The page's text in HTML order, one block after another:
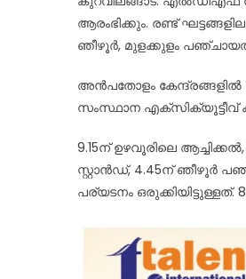
ആരംഭിക്കും. രണ്ട്
ഞീഴൂർ, മുളക്കുളം
അൻപതോളം കേന്ദ്രങ്ങളിൽ
സംസ്ഥാന എക്‌സിക്യൂട്ടീവ്
9.15ന് ഉഴവൂരിലെ
സ്റ്റാൻഡ്, 4.45ന് ഞീഴൂർ
പര്യടനം